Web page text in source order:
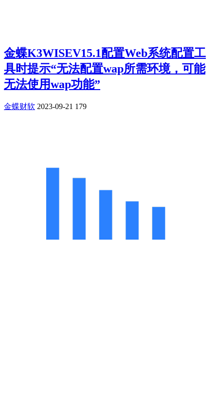
金蝶K3WISEV15.1配置Web系统配置工
具时提示“无法配置wap所需环境，可能
无法使用wap功能”
金蝶财软 2023-09-21 179